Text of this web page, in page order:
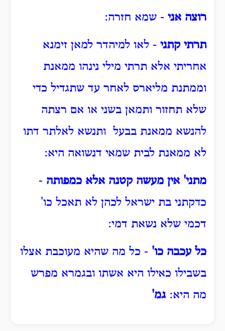
רוצה אני - שמא חזרה:
תרתי קתני - לאו למיהדר למאן זימנא
אחריתי אלא תרתי מילי נינהו ממאנת
וממתנת מליארס לאחר עד שתגדיל כדי
שלא תחזור ותמאן בשני או אם רצתה
להנשא ממאנת בבעל ותנשא לאלתר דתו
לא ממאנת לבית שמאי דנשואה היא:
מתני' אין מעשה קטנה אלא כמפותה -
כדקתני בת ישראל לכהן לא תאכל כו'
דכמי שלא נשאת דמי:
כל עכבה כו' - כל מה שהיא מעוכבת אצלו
בשבילו כאילו היא אשתו ובגמרא מפרש
מה היא: גמ'